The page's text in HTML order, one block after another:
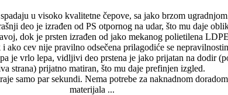
u visoko kvalitetne čepove, sa jako brzom
deo je izrađen od PS otpornog na udar, što mu daje
dok je prsten izrađen od jako mekanog polietilena
ako cev nije pravilno odsečena prilagodiće se
je vrlo lepa, vidljivi deo prstena je jako prijatan na dodir
strana) prijatno matiran, što mu daje prefinjen izgled.
samo par sekundi. Nema potrebe za naknadnom
materijala ...